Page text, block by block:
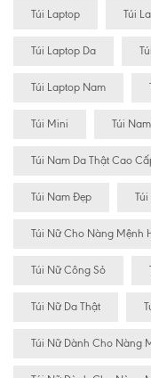
Túi Laptop Túi
Túi Laptop Da
Túi Laptop Nam
Túi Mini Túi
Túi Nam Da Thật Cao
Túi Nam Đẹp
Túi Nữ Cho Nàng Mệnh
Túi Nữ Công Sỏ
Túi Nữ Da Thật
Túi Nữ Dành Cho Nàng